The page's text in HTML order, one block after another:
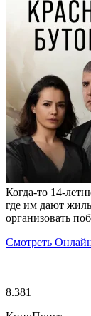
Когда-то
где им дают
организовать
Смотреть
8.381